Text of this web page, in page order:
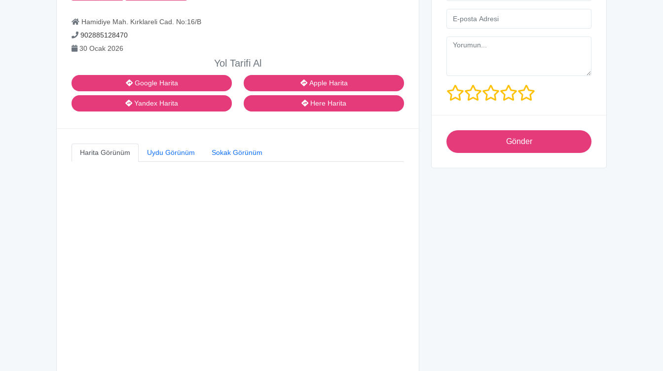
Hamidiye Mah. Kırklareli Cad. No:16/B
902885128470
30 Ocak 2026
Yol Tarifi Al
Google Harita
Yandex Harita
Apple Harita
Here Harita
Harita Görünüm Uydu Görünüm Sokak Görünüm
Gönder